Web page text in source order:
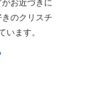
お近づきに
のクリスチ
います。